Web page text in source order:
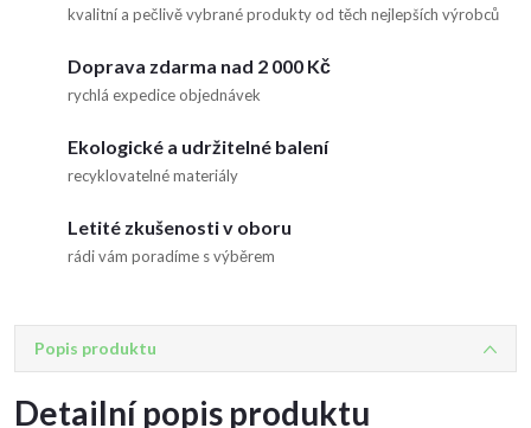
kvalitní a pečlivě vybrané produkty od těch nejlepších výrobců
Doprava zdarma nad 2 000 Kč
rychlá expedice objednávek
Ekologické a udržitelné balení
recyklovatelné materiály
Letité zkušenosti v oboru
rádi vám poradíme s výběrem
Popis produktu
Detailní popis produktu